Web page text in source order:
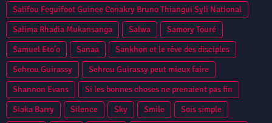
Salifou Feguifoot Guinee Conakry Bruno Thiangui Syli National
Salima Rhadia Mukansanga
Salwa
Samory Touré
Samuel Eto’o
Sanaa
Sankhon et le rêve des disciples
Sehrou Guirassy
Sehrou Guirassy peut mieux faire
Shannon Evans
Si les bonnes choses ne prenaient pas fin
Siaka Barry
Silence Sky Smile
Sois simple